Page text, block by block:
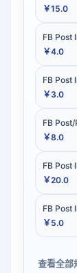
￥15.0
FB Post
￥4.0
FB Post
￥3.0
FB
￥8.0
FB Post
￥20.0
FB Post
￥5.0
查看全部